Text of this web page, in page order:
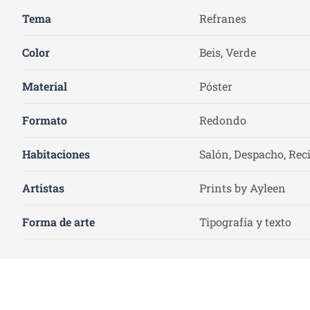
Tema Refranes
Color Beis, Verde
Material Póster
Formato Redondo
Habitaciones Salón, Despacho,
Artistas Prints by Ayleen
Forma de arte Tipografía y texto